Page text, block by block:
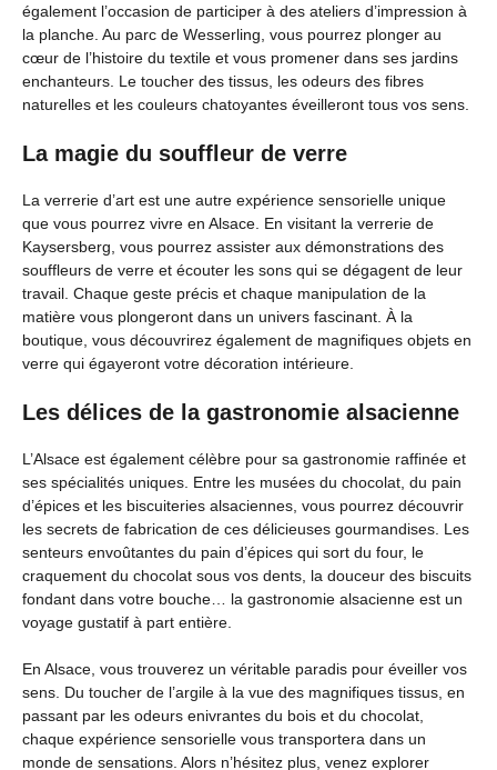
également l’occasion de participer à des ateliers d’impression à
la planche. Au parc de Wesserling, vous pourrez plonger au
cœur de l’histoire du textile et vous promener dans ses jardins
enchanteurs. Le toucher des tissus, les odeurs des fibres
naturelles et les couleurs chatoyantes éveilleront tous vos sens.
La magie du souffleur de verre
La verrerie d’art est une autre expérience sensorielle unique
que vous pourrez vivre en Alsace. En visitant la verrerie de
Kaysersberg, vous pourrez assister aux démonstrations des
souffleurs de verre et écouter les sons qui se dégagent de leur
travail. Chaque geste précis et chaque manipulation de la
matière vous plongeront dans un univers fascinant. À la
boutique, vous découvrirez également de magnifiques objets en
verre qui égayeront votre décoration intérieure.
Les délices de la gastronomie alsacienne
L’Alsace est également célèbre pour sa gastronomie raffinée et
ses spécialités uniques. Entre les musées du chocolat, du pain
d’épices et les biscuiteries alsaciennes, vous pourrez découvrir
les secrets de fabrication de ces délicieuses gourmandises. Les
senteurs envoûtantes du pain d’épices qui sort du four, le
craquement du chocolat sous vos dents, la douceur des biscuits
fondant dans votre bouche… la gastronomie alsacienne est un
voyage gustatif à part entière.
En Alsace, vous trouverez un véritable paradis pour éveiller vos
sens. Du toucher de l’argile à la vue des magnifiques tissus, en
passant par les odeurs enivrantes du bois et du chocolat,
chaque expérience sensorielle vous transportera dans un
monde de sensations. Alors n’hésitez plus, venez explorer